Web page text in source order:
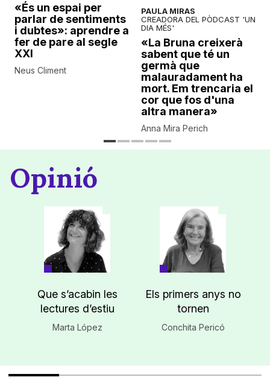
«És un espai per
parlar de sentiments
i dubtes»: aprendre a
fer de pare al segle
XXI
Neus Climent
PAULA MIRAS
CREADORA DEL PÒDCAST 'UN
DIA MÉS'
«La Bruna creixerà
sabent que té un
germà que
malauradament ha
mort. Em trencaria el
cor que fos d'una
altra manera»
Anna Mira Perich
Opinió
Que s’acabin les
lectures d’estiu
Marta López
Els primers anys no
tornen
Conchita Pericó